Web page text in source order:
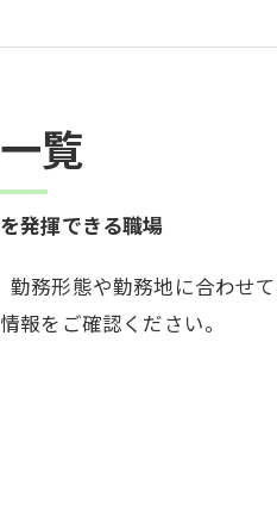
発揮できる職場
覧
務形態や勤務地に合わせ
報をご確認ください。